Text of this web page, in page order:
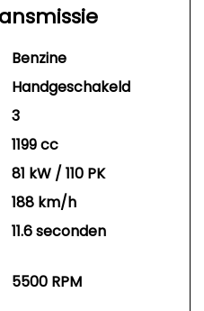
Benzine
Handgeschakeld
3
1199 cc
81 kW / 110 PK
188 km/h
11.6 seconden
5500 RPM